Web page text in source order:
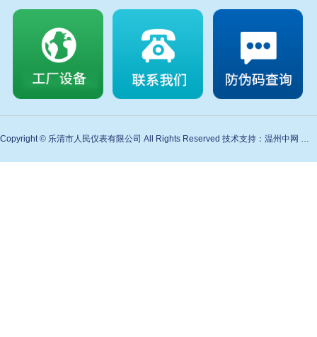
Copyright © 乐清市人民仪表有限公司 All Rights Reserved 技术支持：温州中网 备案号：